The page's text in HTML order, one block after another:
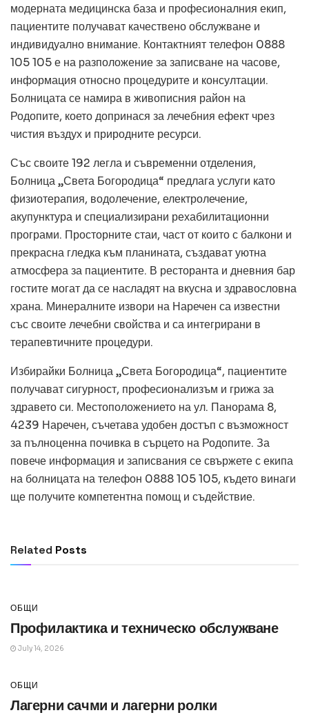
модерната медицинска база и професионалния екип,
пациентите получават качествено обслужване и
индивидуално внимание. Контактният телефон 0888
105 105 е на разположение за записване на часове,
информация относно процедурите и консултации.
Болницата се намира в живописния район на
Родопите, което допринася за лечебния ефект чрез
чистия въздух и природните ресурси.
Със своите 192 легла и съвременни отделения,
Болница „Света Богородица“ предлага услуги като
физиотерапия, водолечение, електролечение,
акупунктура и специализирани рехабилитационни
програми. Просторните стаи, част от които с балкони и
прекрасна гледка към планината, създават уютна
атмосфера за пациентите. В ресторанта и дневния бар
гостите могат да се насладят на вкусна и здравословна
храна. Минералните извори на Наречен са известни
със своите лечебни свойства и са интегрирани в
терапевтичните процедури.
Избирайки Болница „Света Богородица“, пациентите
получават сигурност, професионализъм и грижа за
здравето си. Местоположението на ул. Панорама 8,
4239 Наречен, съчетава удобен достъп с възможност
за пълноценна почивка в сърцето на Родопите. За
повече информация и записвания се свържете с екипа
на болницата на телефон 0888 105 105, където винаги
ще получите компетентна помощ и съдействие.
Related Posts
ОБЩИ
ОБЩИ
Профилактика и техническо обслужване
July 14, 2026
ОБЩИ
Лагерни сачми и лагерни ролки